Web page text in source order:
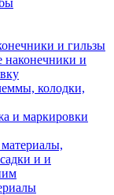
и гильзы
наконечники и
колодки,
и маркировки
и и